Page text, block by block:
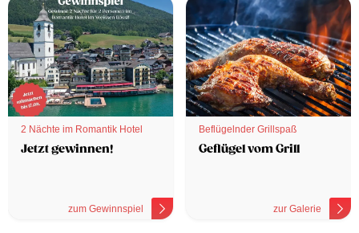
2 Nächte im Romantik Hotel
Jetzt gewinnen!
zum Gewinnspiel
Beflügelnder Grillspaß
Geflügel vom Grill
zur Galerie